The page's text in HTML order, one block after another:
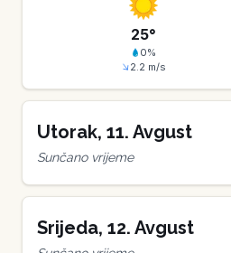
25°
0%
2.2 m/s
Utorak, 11. Avgust
Sunčano vrijeme
Srijeda, 12. Avgust